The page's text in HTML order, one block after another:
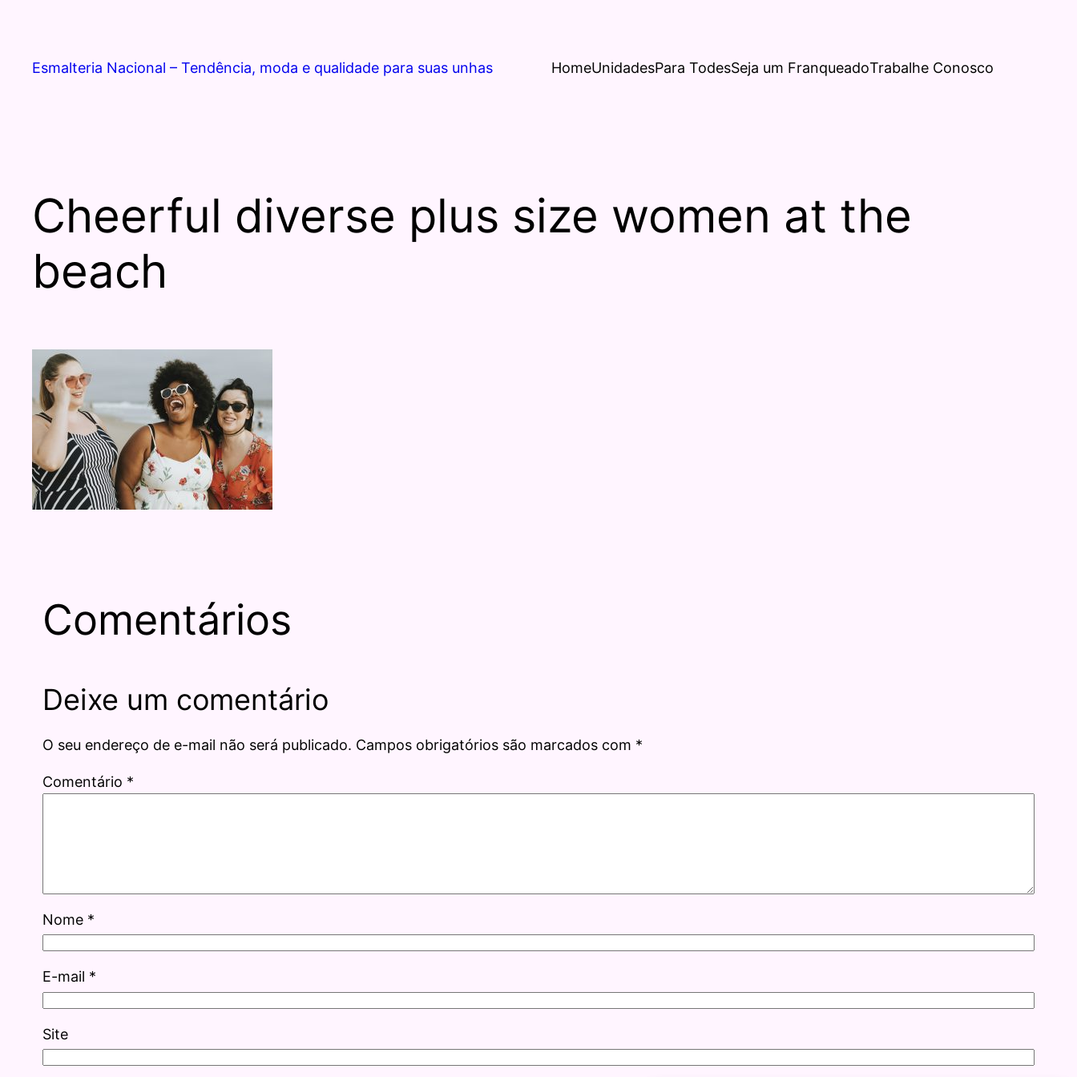
Esmalteria Nacional – Tendência, moda e qualidade para suas unhas HomeUnidadesPara TodesSeja um FranqueadoTrabalhe Conosco
Cheerful diverse plus size women at the
beach
Comentários
Deixe um comentário
O seu endereço de e-mail não será publicado. Campos obrigatórios são marcados com *
Comentário *
Nome *
E-mail *
Site